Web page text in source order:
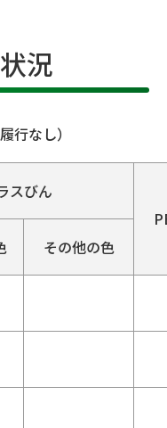
況
行なし）
スびん
その他の色